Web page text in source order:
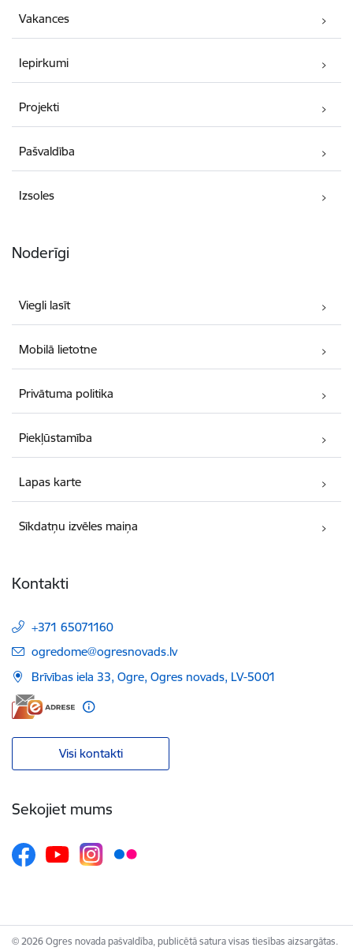
Vakances
Iepirkumi
Projekti
Pašvaldība
Izsoles
Noderīgi
Viegli lasīt
Mobilā lietotne
Privātuma politika
Piekļūstamība
Lapas karte
Sīkdatņu izvēles maiņa
Kontakti
+371 65071160
E-pasts:
ogredome@ogresnovads.lv
Brīvības iela 33, Ogre, Ogres novads, LV-5001
Visi kontakti
Sekojiet mums
© 2026 Ogres novada pašvaldība, publicētā satura visas tiesības aizsargātas.